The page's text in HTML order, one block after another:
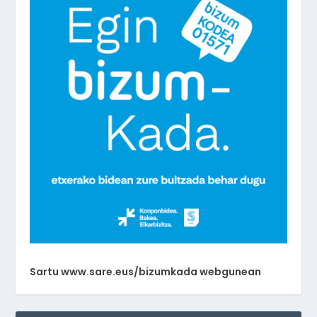
Sartu www.sare.eus/bizumkada webgunean